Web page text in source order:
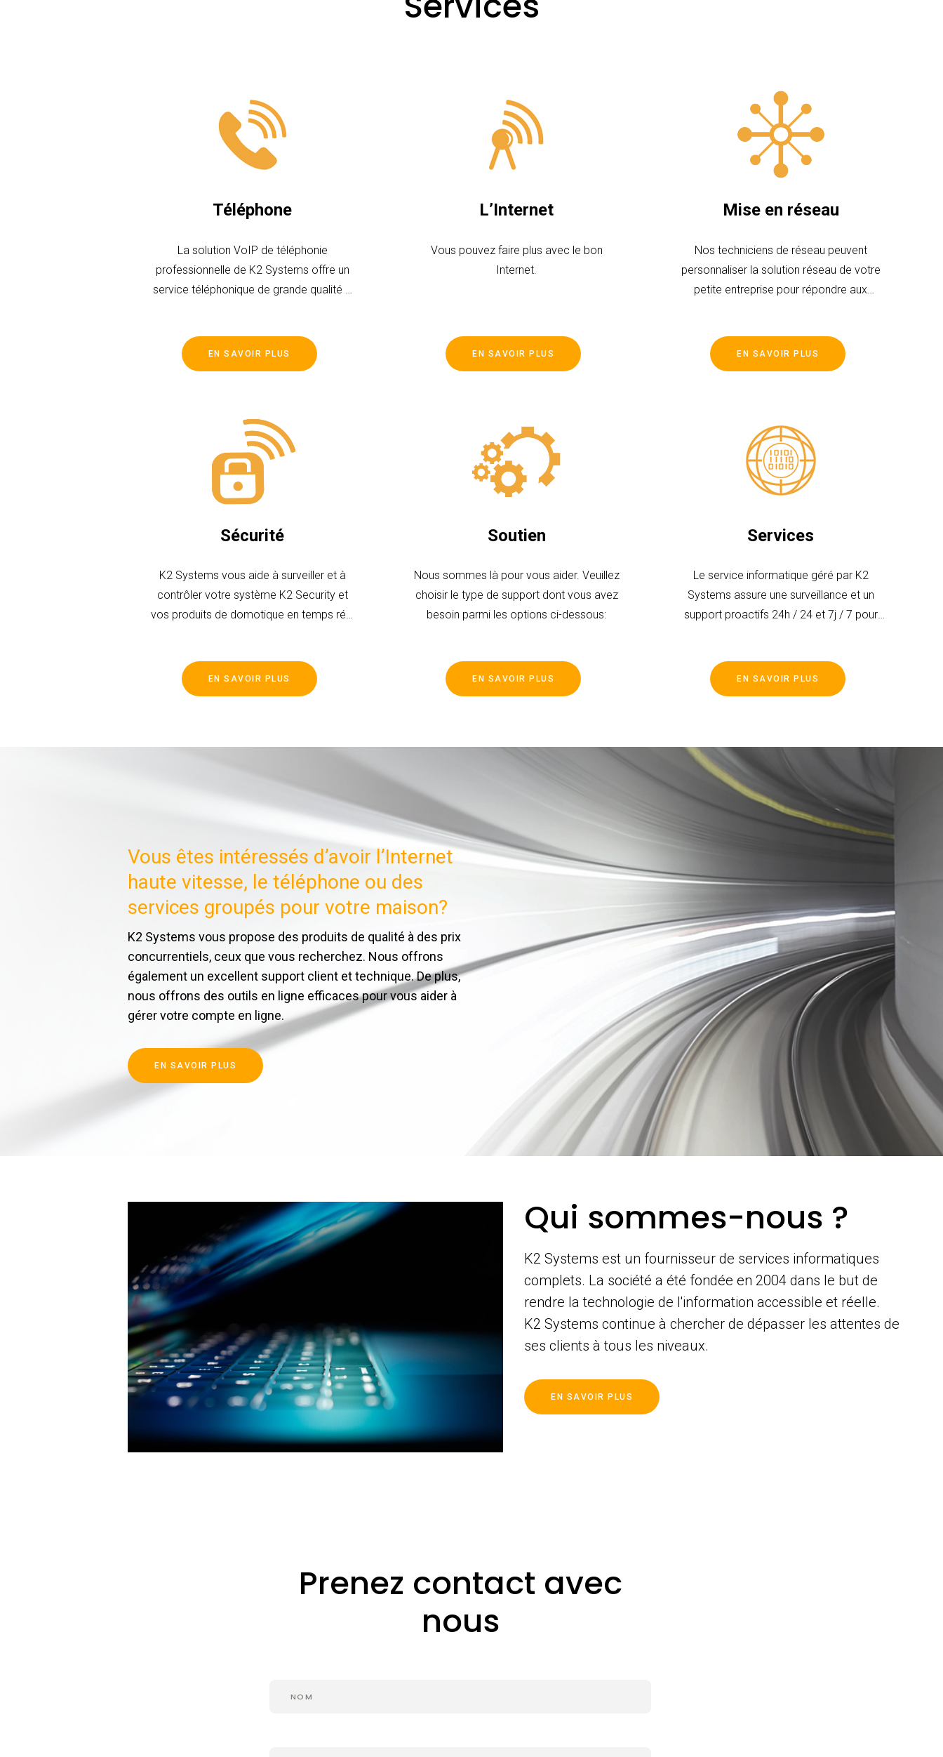
Téléphone
La solution VoIP de téléphonie
professionnelle de K2 Systems offre un
service téléphonique de grande qualité à
meilleurs tarifs, avec une fiabilité et une
satisfaction client de premier plan.
EN SAVOIR PLUS
L’Internet
Vous pouvez faire plus avec le bon
Internet.
EN SAVOIR PLUS
Mise en réseau
Nos techniciens de réseau peuvent
personnaliser la solution réseau de votre
petite entreprise pour répondre aux
EN SAVOIR PLUS
Sécurité
K2 Systems vous aide à surveiller et à
contrôler votre système K2 Security et
vos produits de domotique en temps réel
EN SAVOIR PLUS
Soutien
Nous sommes là pour vous aider. Veuillez
choisir le type de support dont vous avez
besoin parmi les options ci-dessous:
EN SAVOIR PLUS
Services
Le service informatique géré par K2
Systems assure une surveillance et un
support proactifs 24h / 24 et 7j / 7 pour
risques.
EN SAVOIR PLUS
Vous êtes intéressés d’avoir l’Internet
haute vitesse, le téléphone ou des
services groupés pour votre maison?
K2 Systems vous propose des produits de qualité à des prix
concurrentiels, ceux que vous recherchez. Nous offrons
également un excellent support client et technique. De plus,
nous offrons des outils en ligne efficaces pour vous aider à
gérer votre compte en ligne.
EN SAVOIR PLUS
Qui sommes-nous ?
K2 Systems est un fournisseur de services informatiques
complets. La société a été fondée en 2004 dans le but de
rendre la technologie de l'information accessible et réelle.
K2 Systems continue à chercher de dépasser les attentes de
ses clients à tous les niveaux.
EN SAVOIR PLUS
Prenez contact avec
nous